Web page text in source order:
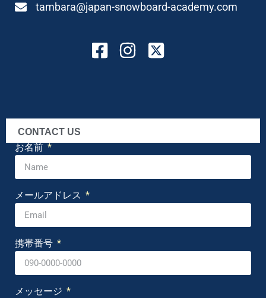
tambara@japan-snowboard-academy.com
CONTACT US
お名前
メールアドレス
携帯番号
メッセージ